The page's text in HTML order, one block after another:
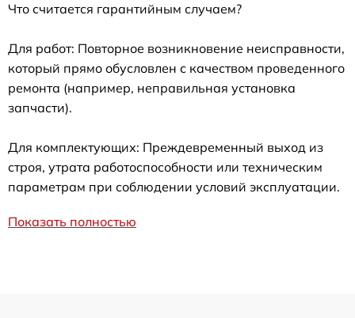
Что считается гарантийным случаем?
Для работ: Повторное возникновение неисправности,
который прямо обусловлен с качеством проведенного
ремонта (например, неправильная установка
запчасти).
Для комплектующих: Преждевременный выход из
строя, утрата работоспособности или техническим
параметрам при соблюдении условий эксплуатации.
Показать полностью